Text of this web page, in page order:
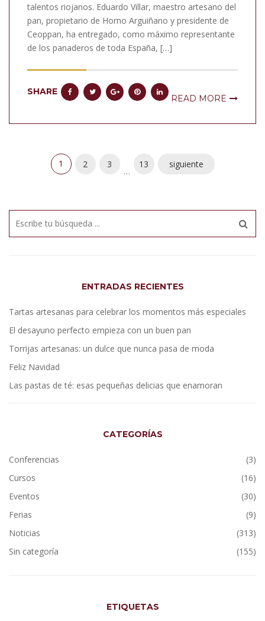
talentos riojanos. Eduardo Villar, maestro artesano del
pan, propietario de Horno Arguiñano y presidente de
Ceoppan, ha entregado, como máximo representante
de los panaderos de toda España, […]
SHARE
READ MORE
1 2 3
…
13 siguiente
ENTRADAS RECIENTES
Tartas artesanas para celebrar los momentos más especiales
El desayuno perfecto empieza con un buen pan
Torrijas artesanas: un dulce que nunca pasa de moda
Feliz Navidad
Las pastas de té: esas pequeñas delicias que enamoran
CATEGORÍAS
Conferencias
(3)
Cursos
(16)
Eventos
(30)
Ferias
(9)
Noticias
(313)
Sin categoría
(155)
ETIQUETAS